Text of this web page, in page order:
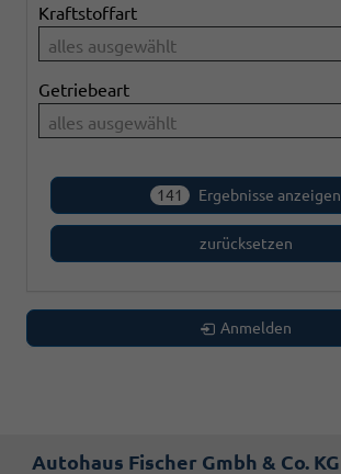
Kraftstoffart
alles ausgewählt
Getriebeart
alles ausgewählt
141 Ergebnisse anzeigen
zurücksetzen
Anmelden
Autohaus Fischer Gmbh & Co. KG